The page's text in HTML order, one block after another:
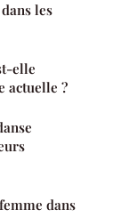
les
elle
actuelle ?
dans